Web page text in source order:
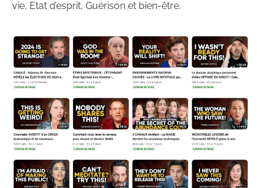
vie, Etat d’esprit, Guérison et bien-être.